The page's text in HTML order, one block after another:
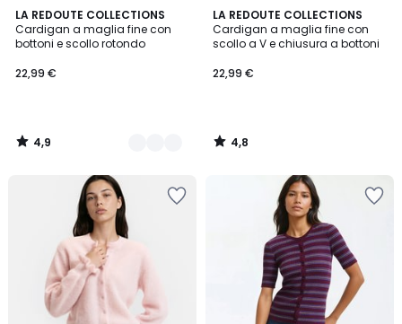
LA REDOUTE COLLECTIONS
Cardigan a maglia fine con
bottoni e scollo rotondo
22,99 €
4,9
/ 5
3
Colori
4,9
/
LA REDOUTE COLLECTIONS
Cardigan a maglia fine con
scollo a V e chiusura a bottoni
22,99 €
4,8
/ 5
4,8
/